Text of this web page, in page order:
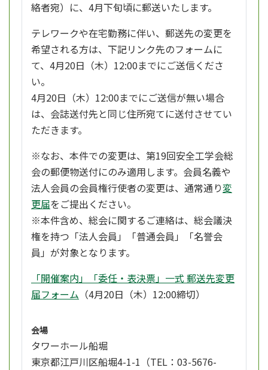
絡者宛）に、4月下旬頃に郵送いたします。
テレワークや在宅勤務に伴い、郵送先の変更を
希望される方は、下記リンク先のフォームに
て、4月20日（木）12:00までにご送信くださ
い。
4月20日（木）12:00までにご送信が無い場合
は、会誌送付先と同じ住所宛てに送付させてい
ただきます。
※なお、本件での変更は、第19回安全工学会総
会の郵便物送付にのみ適用します。会員名義や
法人会員の会員権行使者の変更は、通常通り変
更届をご提出ください。
※本件含め、総会に関するご連絡は、総会議決
権を持つ「法人会員」「普通会員」「名誉会
員」が対象となります。
「開催案内」「委任・表決票」一式 郵送先変更
届フォーム （4月20日（木）12:00締切）
会場
タワーホール船堀
東京都江戸川区船堀4-1-1（TEL：03-5676-